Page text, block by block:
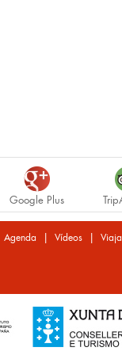
Google Plus
Agenda | Vídeos |